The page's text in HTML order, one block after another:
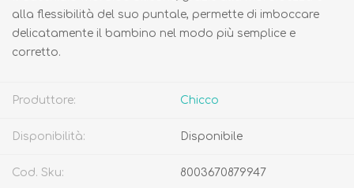
alla flessibilità del suo puntale, permette di imboccare
delicatamente il bambino nel modo più semplice e
corretto.
Produttore: Chicco
Disponibilità: Disponibile
Cod. Sku: 8003670879947